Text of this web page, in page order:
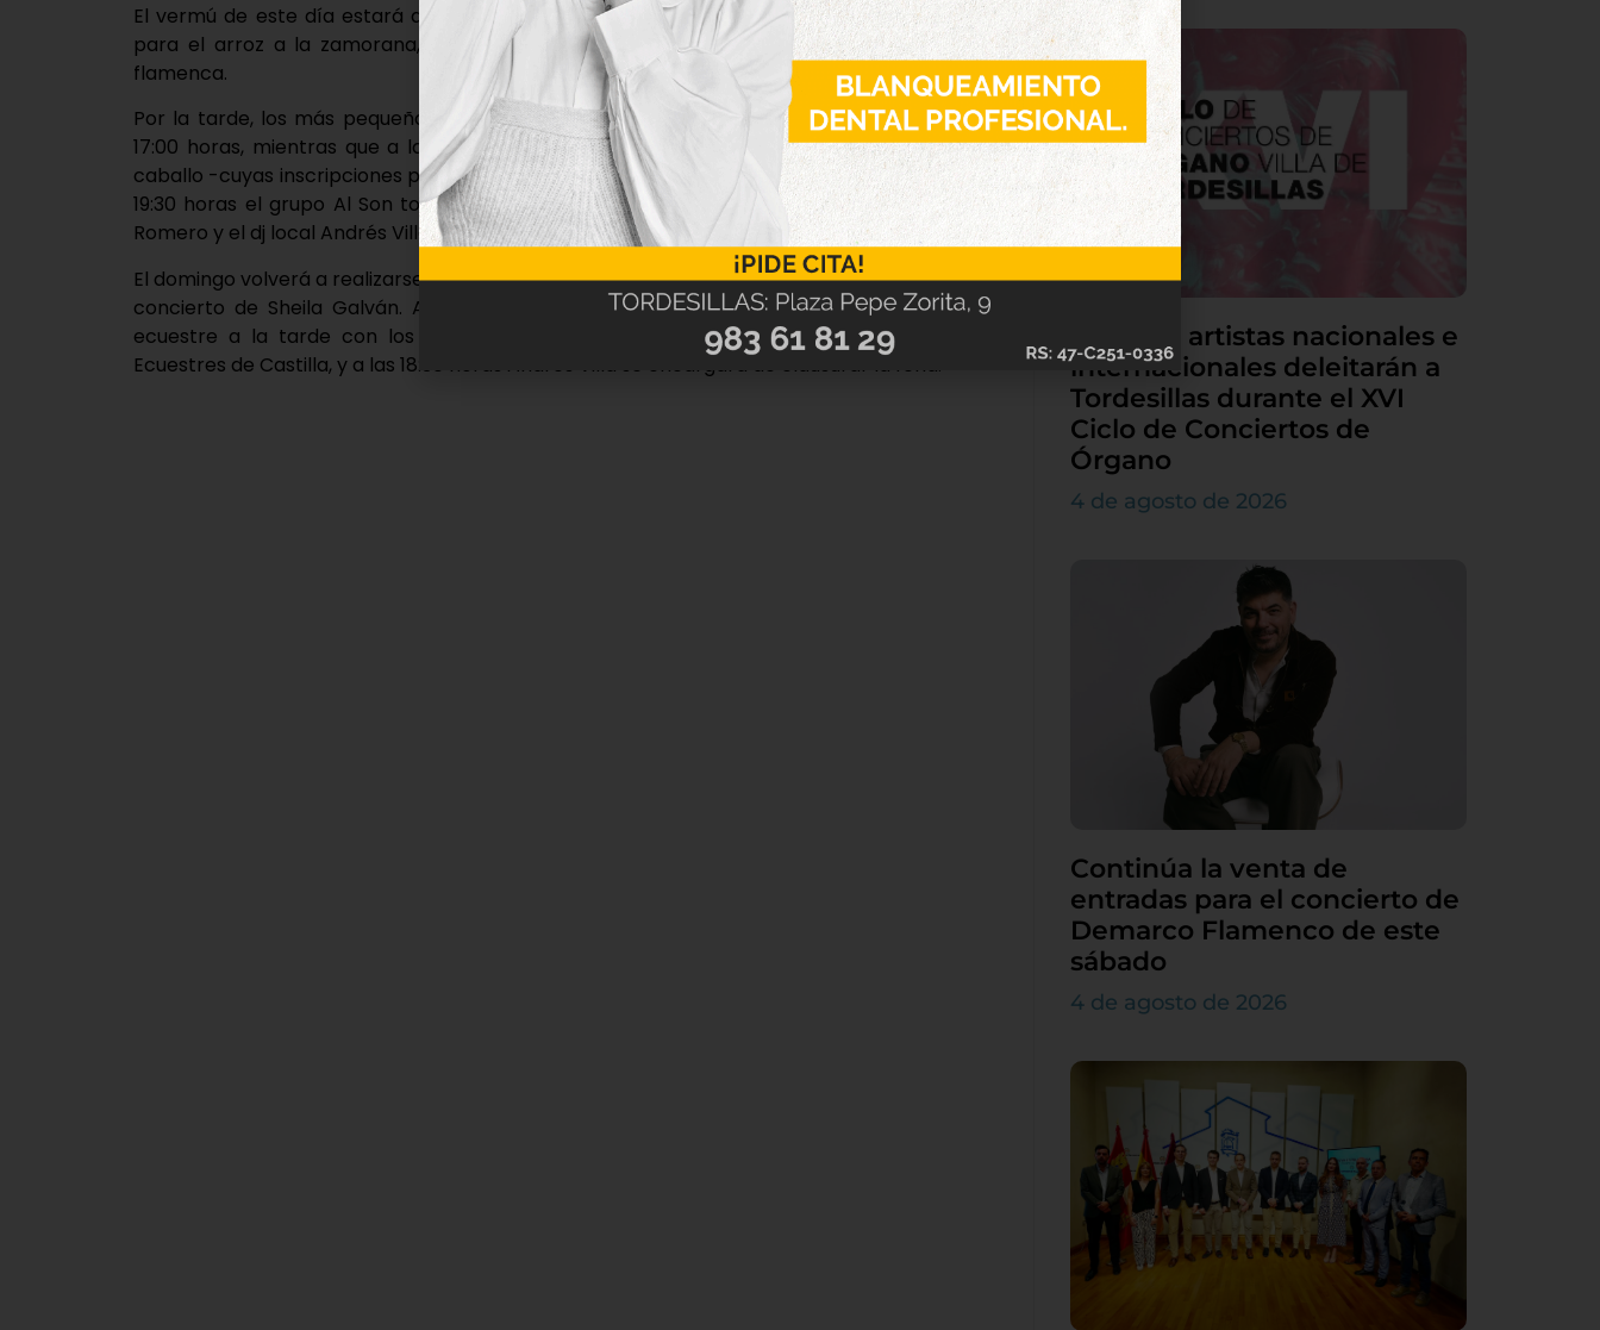
El vermú de este día estará amenizado por el grupo A mi manera, que serán la previa
para el arroz a la zamorana, tras el cual se dará el segundo pase de la agrupación
flamenca.
Por la tarde, los más pequeños podrán divertirse en los hinchables gratuitos desde las
17:00 horas, mientras que a las seis será el turno de la tradicional carrera de cintas a
caballo -cuyas inscripciones podrán hacerse treinta minutos antes de comenzar- y a las
19:30 horas el grupo Al Son tomará el relevo en el escenario, seguido del grupo Tomás
Romero y el dj local Andrés Villa, que pondrá el broche a la jornada.
El domingo volverá a realizarse una quedada caballista a las 11:00 horas, que se seguirá del
concierto de Sheila Galván. A las 16:00 horas la exhibición de doma le dará el toque
ecuestre a la tarde con los espectáculos a cargo de César García Román y Aires
Ecuestres de Castilla, y a las 18:30 horas Andrés Villa se encargará de clausurar la feria.
Grandes artistas nacionales e
internacionales deleitarán a
Tordesillas durante el XVI
Ciclo de Conciertos de
Órgano
4 de agosto de 2026
Continúa la venta de
entradas para el concierto de
Demarco Flamenco de este
sábado
4 de agosto de 2026